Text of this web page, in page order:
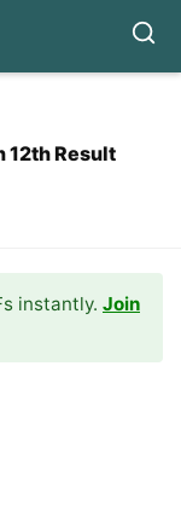
12th Result
instantly. Join